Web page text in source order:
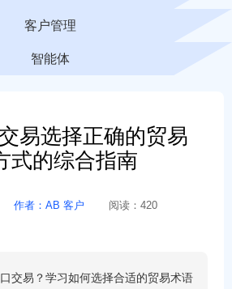
客户管理
智能体
易选择正确的贸易
式的综合指南
作者： AB 客户 阅读： 420
交易？学习如何选择合适的贸易术语